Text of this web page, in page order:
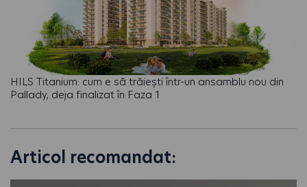
HILS Titanium: cum e să trăiești într-un ansamblu nou din
Pallady, deja finalizat în Faza 1
Articol recomandat: